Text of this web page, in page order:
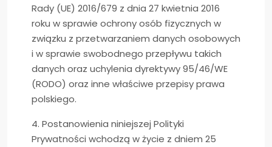
Rady (UE) 2016/679 z dnia 27 kwietnia 2016
roku w sprawie ochrony osób fizycznych w
związku z przetwarzaniem danych osobowych
i w sprawie swobodnego przepływu takich
danych oraz uchylenia dyrektywy 95/46/WE
(RODO) oraz inne właściwe przepisy prawa
polskiego.
4. Postanowienia niniejszej Polityki
Prywatności wchodzą w życie z dniem 25